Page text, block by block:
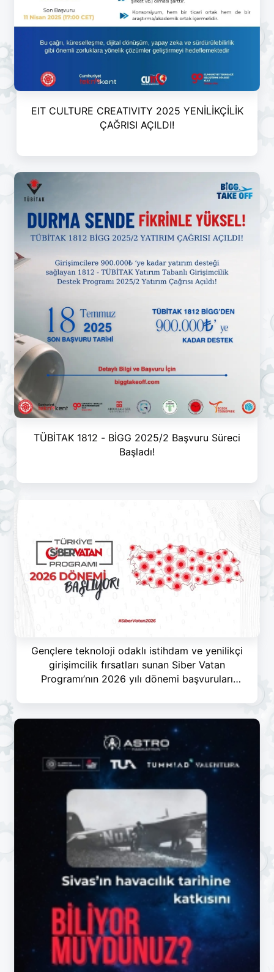
EIT CULTURE CREATIVITY 2025 YENİLİKÇİLİK
ÇAĞRISI AÇILDI!
TÜBİTAK 1812 - BİGG 2025/2 Başvuru Süreci
Başladı!
Gençlere teknoloji odaklı istihdam ve yenilikçi
girişimcilik fırsatları sunan Siber Vatan
Programı’nın 2026 yılı dönemi başvuruları